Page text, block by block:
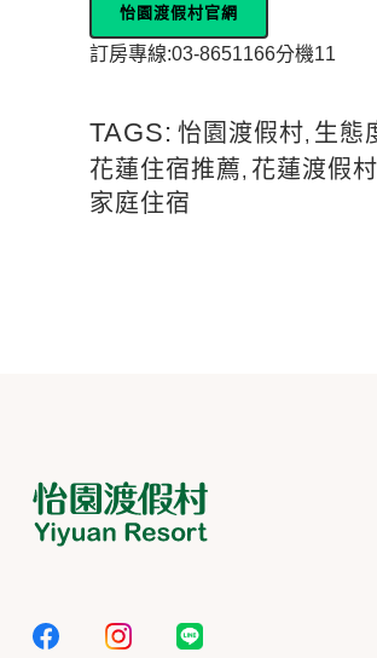
怡園渡假村官網
訂房專線:03-8651166分機11
TAGS: 怡園渡假村, 生態
花蓮住宿推薦, 花蓮渡假村
家庭住宿